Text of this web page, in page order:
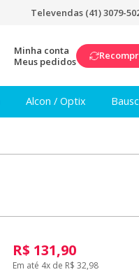
Televendas (41) 3079-
Minha conta
Meus pedidos
Alcon / Optix
R$ 131,90
Em até 4x de R$ 32,98